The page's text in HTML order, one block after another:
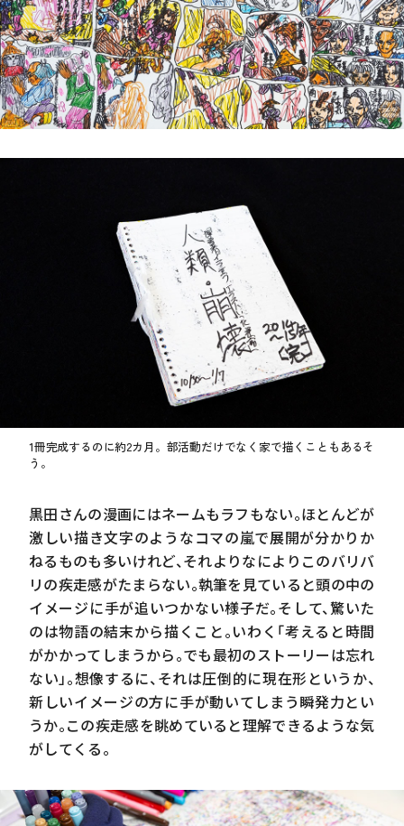
1冊完成するのに約2カ月。部活動だけでなく家で描くこともあるそ
う。
黒田さんの漫画にはネームもラフもない。ほとんどが
激しい描き文字のようなコマの嵐で展開が分かりか
ねるものも多いけれど、それよりなによりこのバリバ
リの疾走感がたまらない。執筆を見ていると頭の中の
イメージに手が追いつかない様子だ。そして、驚いた
のは物語の結末から描くこと。いわく「考えると時間
がかかってしまうから。でも最初のストーリーは忘れ
ない」。想像するに、それは圧倒的に現在形というか、
新しいイメージの方に手が動いてしまう瞬発力とい
うか。この疾走感を眺めていると理解できるような気
がしてくる。